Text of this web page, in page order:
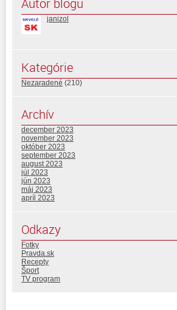
janizol
Kategórie
Nezaradené (210)
Archív
december 2023
november 2023
október 2023
september 2023
august 2023
júl 2023
jún 2023
máj 2023
apríl 2023
Odkazy
Fotky
Pravda.sk
Recepty
Šport
TV program